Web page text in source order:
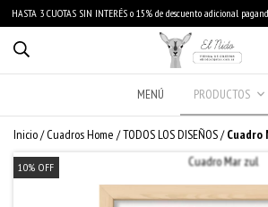
HASTA 3 CUOTAS SIN INTERÉS o 15% de descuento adicional
MENÚ PRODUCTOS
Inicio/ Cuadros Home /TODOS LOS DISEÑOS/ Cuadro
10% OFF